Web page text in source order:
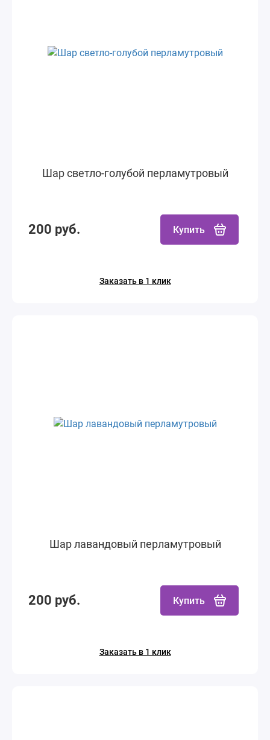
Шар светло-голубой перламутровый
200 руб. Купить
Заказать в 1 клик
Шар лавандовый перламутровый
200 руб. Купить
Заказать в 1 клик